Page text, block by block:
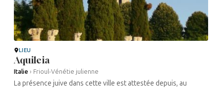
LIEU
Aquileia
Italie › Frioul-Vénétie julienne
La présence juive dans cette ville est attestée depuis, au